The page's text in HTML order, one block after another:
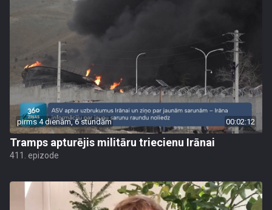
pirms 4 dienām, 6 stundām 00:02:12
Tramps apturējis militāru triecienu Irānai
411. epizode